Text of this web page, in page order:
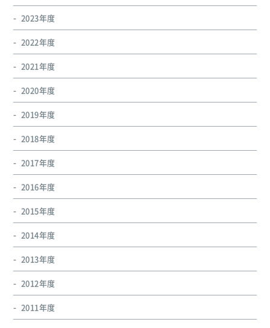
2023年度
2022年度
2021年度
2020年度
2019年度
2018年度
2017年度
2016年度
2015年度
2014年度
2013年度
2012年度
2011年度